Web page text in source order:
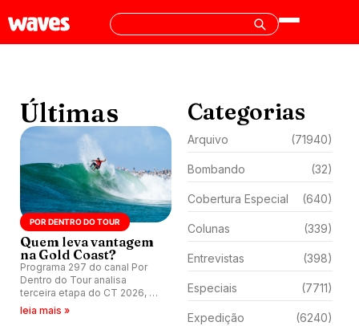
Últimas
POR DENTRO DO TOUR
Quem leva vantagem
na Gold Coast?
Programa 297 do canal Por
Dentro do Tour analisa
terceira etapa do CT 2026, o
Gold Coast Pro.
leia mais »
Categorias
Arquivo (71940)
Bombando (32)
Cobertura Especial (640)
Colunas (339)
Entrevistas (398)
Especiais (7711)
Expedição (6240)